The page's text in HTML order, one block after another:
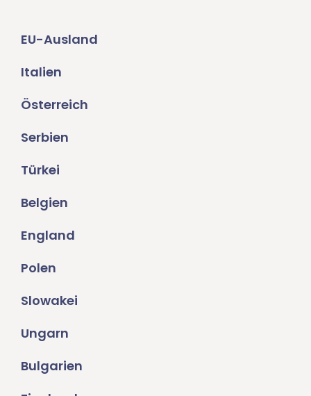
EU-Ausland
Italien
Österreich
Serbien
Türkei
Belgien
England
Polen
Slowakei
Ungarn
Bulgarien